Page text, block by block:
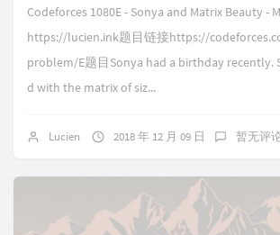
Codeforces 1080E - Sonya and Matrix Beauty -
https://lucien.ink题目链接https://
problem/E题目Sonya had a birthday recently.
d with the matrix of siz...
Lucien 2018 年 12 月 09 日 暂无评